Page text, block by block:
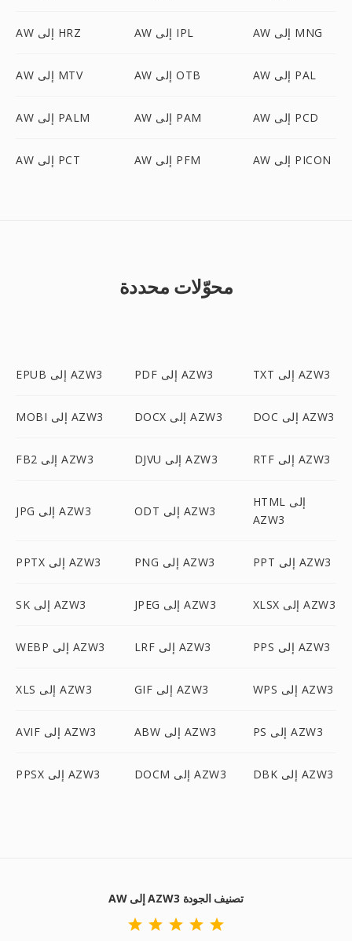
AW إلى HRZ AW إلى IPL AW إلى MNG
AW إلى MTV AW إلى OTB AW إلى PAL
AW إلى PALM AW إلى PAM AW إلى PCD
AW إلى PCT AW إلى PFM AW إلى PICON
محوّلات محددة
EPUB إلى AZW3 PDF إلى AZW3 TXT إلى AZW3
MOBI إلى AZW3 DOCX إلى AZW3 DOC إلى AZW3
FB2 إلى AZW3 DJVU إلى AZW3 RTF إلى AZW3
JPG إلى AZW3 ODT إلى AZW3
HTML إلى
AZW3
PPTX إلى AZW3 PNG إلى AZW3 PPT إلى AZW3
SK إلى AZW3 JPEG إلى AZW3 XLSX إلى AZW3
WEBP إلى AZW3 LRF إلى AZW3 PPS إلى AZW3
XLS إلى AZW3 GIF إلى AZW3 WPS إلى AZW3
AVIF إلى AZW3 ABW إلى AZW3 PS إلى AZW3
PPSX إلى AZW3 DOCM إلى AZW3 DBK إلى AZW3
AW إلى AZW3 تصنيف الجودة